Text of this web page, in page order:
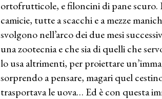
ortofrutticole, e filoncini di pane scuro.
camicie, tutte a scacchi e a mezze
svolgono nell’arco dei due mesi
una zootecnia e che sia di quelli che
lo usa altrimenti, per proiettare
sorprendo a pensare, magari quel
trasportava le uova… Ed è con questa